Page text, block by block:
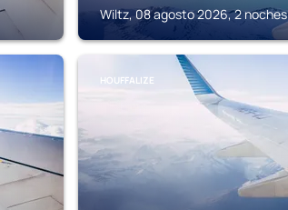
Wiltz, 08 agosto 2026, 2 noches
HOUFFALIZE